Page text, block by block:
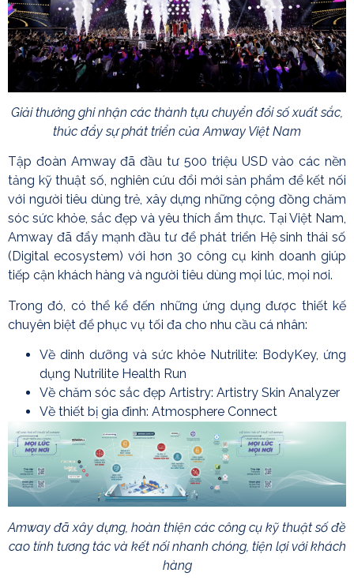
Giải thưởng ghi nhận các thành tựu chuyển đổi số xuất sắc,
thúc đẩy sự phát triển củaAmway Việt Nam
Tập đoàn Amway đã đầu tư 500 triệu USD vào các nền
tảng kỹ thuật số, nghiên cứu đổi mới sản phẩm để kết nối
với người tiêu dùng trẻ, xây dựng những cộng đồng chăm
sóc sức khỏe, sắc đẹp và yêu thích ẩm thực. Tại Việt Nam,
Amway đã đẩy mạnh đầu tư để phát triển Hệ sinh thái số
(Digital ecosystem) với hơn 30 công cụ kinh doanh giúp
tiếp cận khách hàng và người tiêu dùng mọi lúc, mọi nơi.
Trong đó, có thể kể đến những ứng dụng được thiết kế
chuyên biệt để phục vụ tối đa cho nhu cầu cá nhân:
Về dinh dưỡng và sức khỏe Nutrilite: BodyKey, ứng
dụng Nutrilite Health Run
Về chăm sóc sắc đẹp Artistry: Artistry Skin Analyzer
Về thiết bị gia đình: Atmosphere Connect
Amway đã xây dựng, hoàn thiện các công cụ kỹ thuật số đề
cao tính tương tác và kết nối nhanh chóng, tiện lợi với khách
hàng